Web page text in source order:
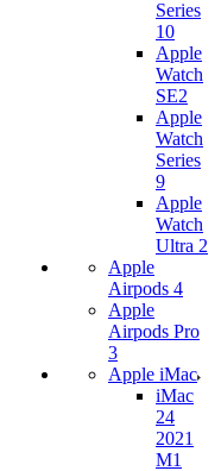
Series
10
Apple
Watch
SE2
Apple
Watch
Series
9
Apple
Watch
Ultra 2
Apple
Airpods 4
Apple
Airpods Pro
3
Apple iMac
iMac
24
2021
M1